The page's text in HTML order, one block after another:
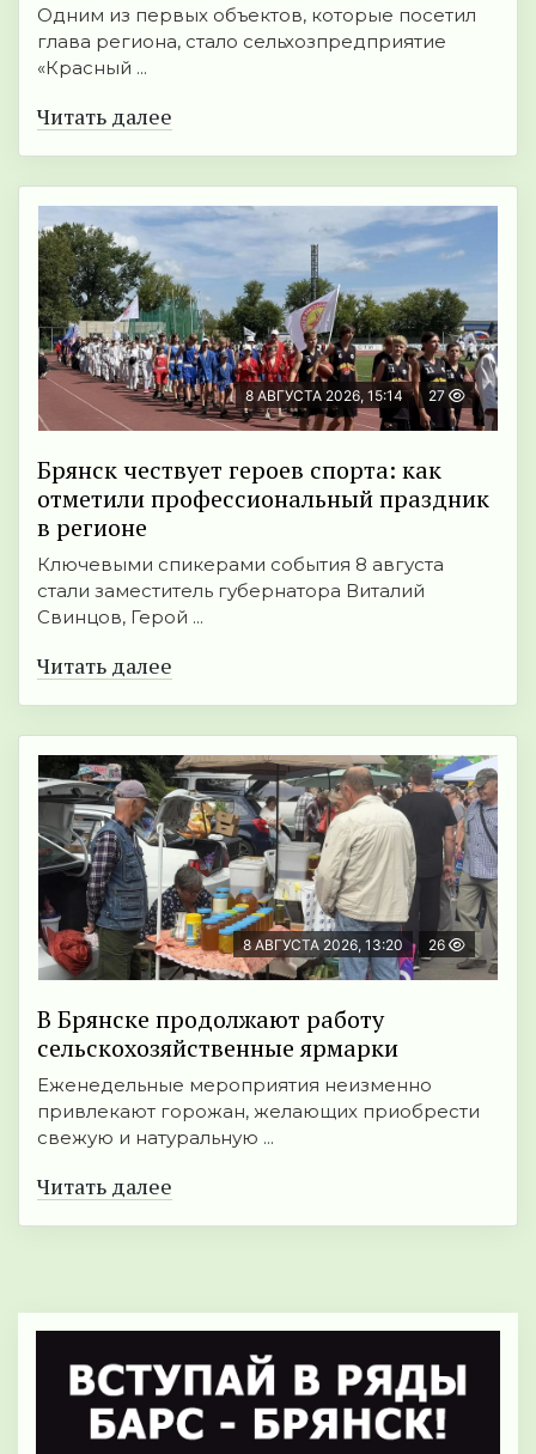
Одним из первых объектов, которые посетил
глава региона, стало сельхозпредприятие
«Красный ...
Читать далее
8 АВГУСТА 2026, 15:14 27
Брянск чествует героев спорта: как
отметили профессиональный праздник
в регионе
Ключевыми спикерами события 8 августа
стали заместитель губернатора Виталий
Свинцов, Герой ...
Читать далее
8 АВГУСТА 2026, 13:20 26
В Брянске продолжают работу
сельскохозяйственные ярмарки
Еженедельные мероприятия неизменно
привлекают горожан, желающих приобрести
свежую и натуральную ...
Читать далее